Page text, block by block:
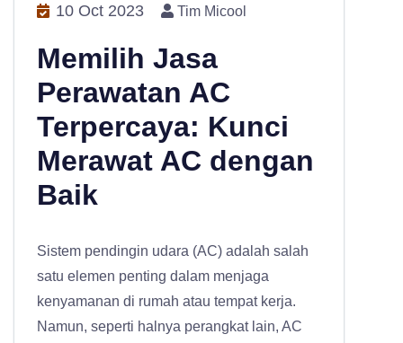
10 Oct 2023 Tim Micool
Memilih Jasa
Perawatan AC
Terpercaya: Kunci
Merawat AC dengan
Baik
Sistem pendingin udara (AC) adalah salah
satu elemen penting dalam menjaga
kenyamanan di rumah atau tempat kerja.
Namun, seperti halnya perangkat lain, AC